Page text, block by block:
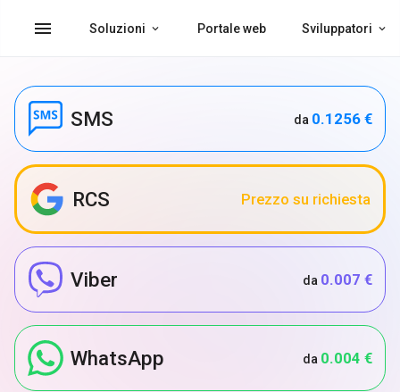
menu Soluzioni Portale web Sviluppatori
SMS da 0.1256 €
RCS Prezzo su richiesta
Viber da 0.007 €
WhatsApp da 0.004 €